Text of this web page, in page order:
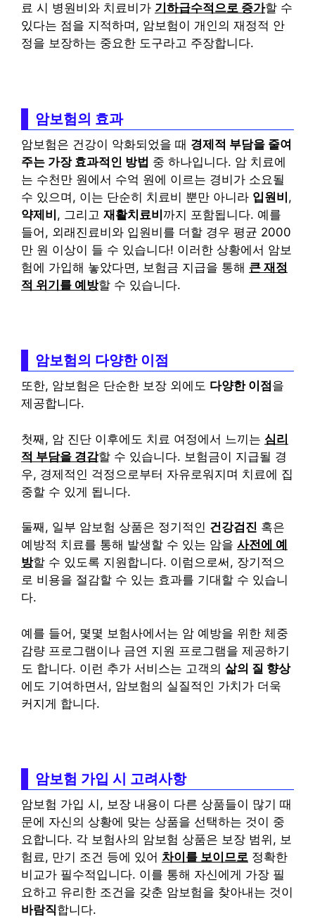
료 시 병원비와 치료비가 기하급수적으로 증가할 수
있다는 점을 지적하며, 암보험이 개인의 재정적 안
정을 보장하는 중요한 도구라고 주장합니다.
암보험의 효과
암보험은 건강이 악화되었을 때 경제적 부담을 줄여
주는 가장 효과적인 방법 중 하나입니다. 암 치료에
는 수천만 원에서 수억 원에 이르는 경비가 소요될
수 있으며, 이는 단순히 치료비 뿐만 아니라 입원비,
약제비, 그리고 재활치료비까지 포함됩니다. 예를
들어, 외래진료비와 입원비를 더할 경우 평균 2000
만 원 이상이 들 수 있습니다! 이러한 상황에서 암보
험에 가입해 놓았다면, 보험금 지급을 통해 큰 재정
적 위기를 예방할 수 있습니다.
암보험의 다양한 이점
또한, 암보험은 단순한 보장 외에도 다양한 이점을
제공합니다.
첫째, 암 진단 이후에도 치료 여정에서 느끼는 심리
적 부담을 경감할 수 있습니다. 보험금이 지급될 경
우, 경제적인 걱정으로부터 자유로워지며 치료에 집
중할 수 있게 됩니다.
둘째, 일부 암보험 상품은 정기적인 건강검진 혹은
예방적 치료를 통해 발생할 수 있는 암을 사전에 예
방할 수 있도록 지원합니다. 이럼으로써, 장기적으
로 비용을 절감할 수 있는 효과를 기대할 수 있습니
다.
예를 들어, 몇몇 보험사에서는 암 예방을 위한 체중
감량 프로그램이나 금연 지원 프로그램을 제공하기
도 합니다. 이런 추가 서비스는 고객의 삶의 질 향상
에도 기여하면서, 암보험의 실질적인 가치가 더욱
커지게 합니다.
암보험 가입 시 고려사항
암보험 가입 시, 보장 내용이 다른 상품들이 많기 때
문에 자신의 상황에 맞는 상품을 선택하는 것이 중
요합니다. 각 보험사의 암보험 상품은 보장 범위, 보
험료, 만기 조건 등에 있어 차이를 보이므로 정확한
비교가 필수적입니다. 이를 통해 자신에게 가장 필
요하고 유리한 조건을 갖춘 암보험을 찾아내는 것이
바람직합니다.